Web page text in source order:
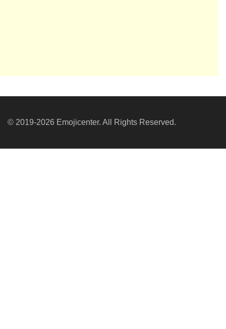
© 2019-2026 Emojicenter. All Rights Reserved.